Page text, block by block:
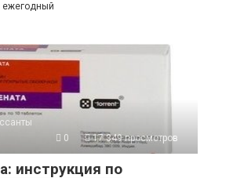
ежегодный
0
17 349 просмотров
инструкция по